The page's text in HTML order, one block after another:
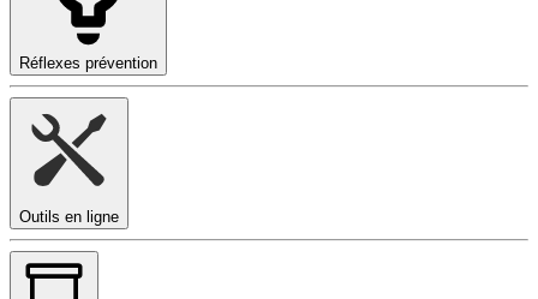
Réflexes prévention
Outils en ligne